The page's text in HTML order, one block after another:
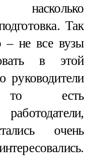
насколько
Так
– не все вузы
в этой
руководители
то есть
очень